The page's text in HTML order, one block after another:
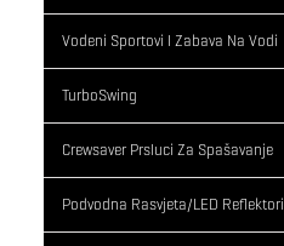
Vodeni Sportovi I Zabava Na Vodi
TurboSwing
Crewsaver Prsluci Za Spašavanje
Podvodna Rasvjeta/LED Reflektori